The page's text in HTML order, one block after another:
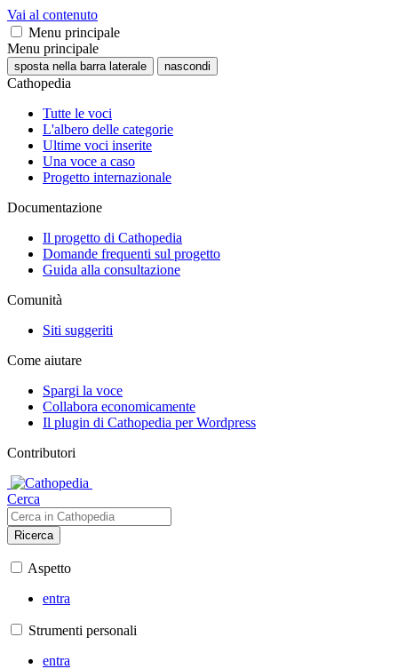
Vai al contenuto
Menu principale
Menu principale
sposta nella barra laterale nascondi
Cathopedia
Tutte le voci
L'albero delle categorie
Ultime voci inserite
Una voce a caso
Progetto internazionale
Documentazione
Il progetto di Cathopedia
Domande frequenti sul progetto
Guida alla consultazione
Comunità
Siti suggeriti
Come aiutare
Spargi la voce
Collabora economicamente
Il plugin di Cathopedia per Wordpress
Contributori
Cerca
Ricerca
Aspetto
entra
Strumenti personali
entra